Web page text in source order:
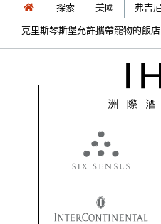
探索 美國 弗吉
克里斯琴斯堡允許攜帶寵物的飯店